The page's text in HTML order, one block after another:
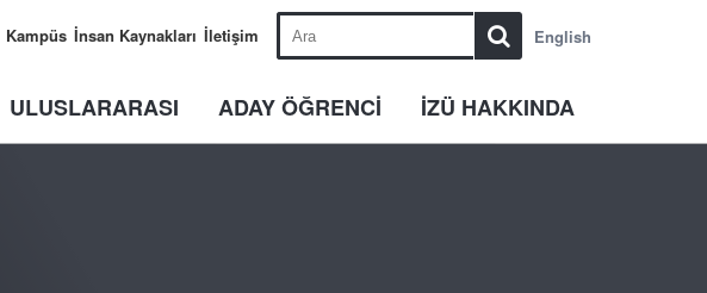
English
Kampüs İnsan Kaynakları İletişim
ULUSLARARASI ADAY ÖĞRENCİ İZÜ HAKKINDA